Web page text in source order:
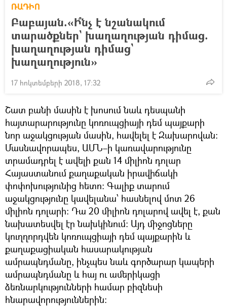
ՌԱԴԻՈ
Բաբայան.«Ի՞նչ է նշանակում
տարածքներ` խաղաղության դիմաց.
խաղաղության դիմաց`
խաղաղություն»
17 հոկտեմբերի 2018, 17:32
Շատ բանի մասին է խոսում նաև դեսպանի
հայտարարությունը կոռուպցիայի դեմ պայքարի
նոր աջակցության մասին, հավելել է Զախարովան։
Մասնավորապես, ԱՄՆ–ի կառավարությունը
տրամադրել է ավելի քան 14 միլիոն դոլար
Հայաստանում քաղաքական իրավիճակի
փոփոխությունից հետո։ Գալիք տարում
աջակցությունը կավելանա՝ հասնելով մոտ 26
միլիոն դոլարի։ Դա 20 միլիոն դոլարով ավել է, քան
նախատեսվել էր նախկինում։ Այդ միջոցները
կուղղորդվեն կոռուպցիայի դեմ պայքարին և
քաղաքացիական հասարակության
ամրապնդմանը, ինչպես նաև գործարար կապերի
ամրապնդմանը և հայ ու ամերիկացի
ձեռնարկությունների համար բիզնեսի
հնարավորություններին։